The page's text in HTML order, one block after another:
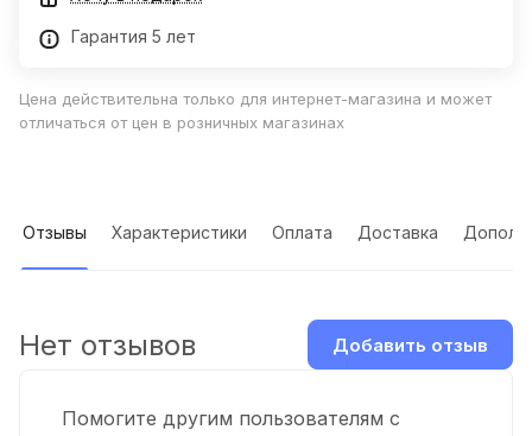
Гарантия 5 лет
Цена действительна только для интернет-магазина и может
отличаться от цен в розничных магазинах
Отзывы Характеристики Оплата Доставка
Помогите другим пользователям с
Нет отзывов Добавить отзыв